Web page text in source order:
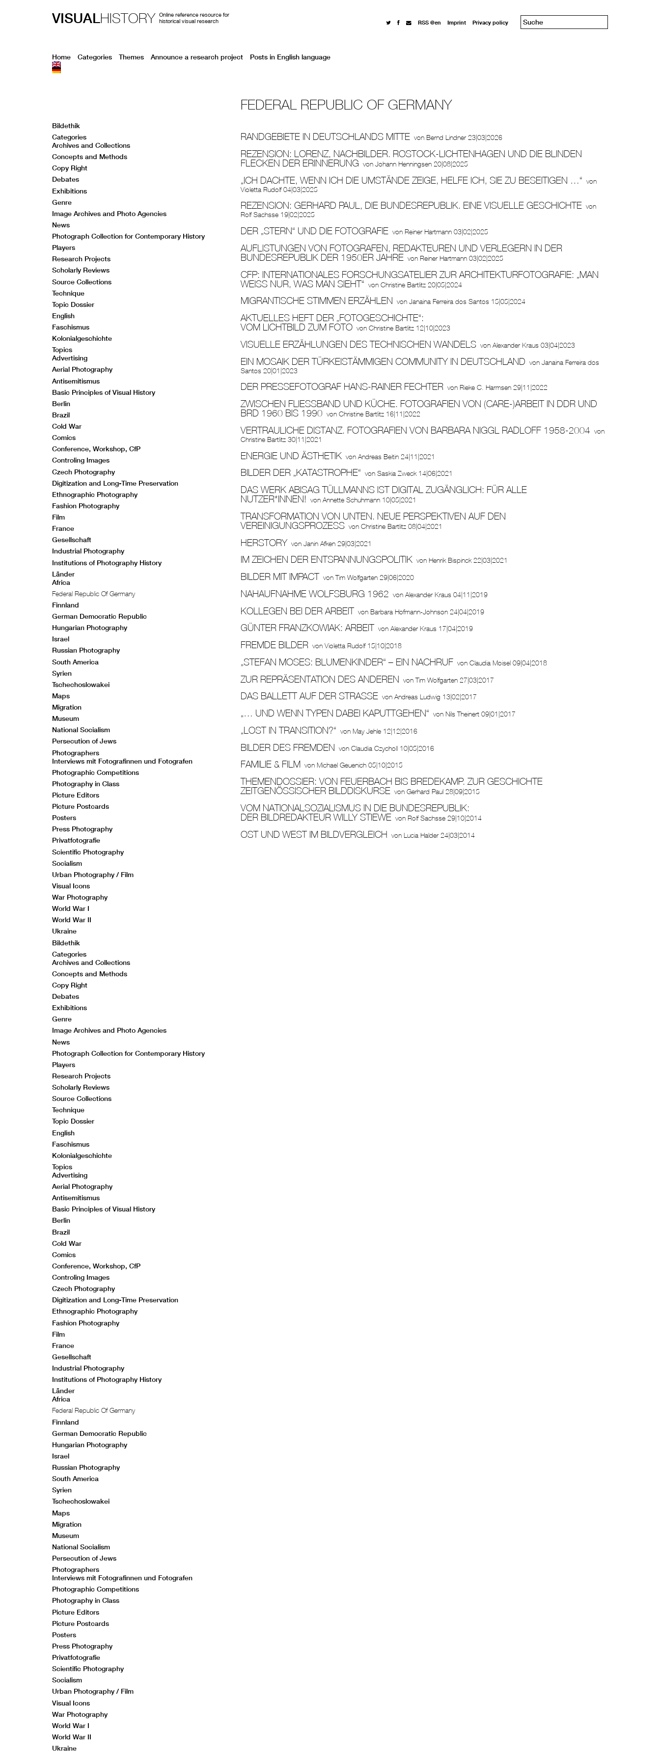
VISUALHISTORY
Online reference resource for
historical visual research
RSS @en Imprint Privacy policy
Home Categories Themes Announce a research project Posts in English language
Bildethik
Categories
Archives and Collections
Concepts and Methods
Copy Right
Debates
Exhibitions
Genre
Image Archives and Photo Agencies
News
Photograph Collection for Contemporary History
Players
Research Projects
Scholarly Reviews
Source Collections
Technique
Topic Dossier
English
Faschismus
Kolonialgeschichte
Topics
Advertising
Aerial Photography
Antisemitismus
Basic Principles of Visual History
Berlin
Brazil
Cold War
Comics
Conference, Workshop, CfP
Controling Images
Czech Photography
Digitization and Long-Time Preservation
Ethnographic Photography
Fashion Photography
Film
France
Gesellschaft
Industrial Photography
Institutions of Photography History
Länder
Africa
Federal Republic Of Germany
Finnland
German Democratic Republic
Hungarian Photography
Israel
Russian Photography
South America
Syrien
Tschechoslowakei
Maps
Migration
Museum
National Socialism
Persecution of Jews
Photographers
Interviews mit Fotografinnen und Fotografen
Photographic Competitions
Photography in Class
Picture Editors
Picture Postcards
Posters
Press Photography
Privatfotografie
Scientific Photography
Socialism
Urban Photography / Film
Visual Icons
War Photography
World War I
World War II
Ukraine
Bildethik
Categories
Archives and Collections
Concepts and Methods
Copy Right
Debates
Exhibitions
Genre
Image Archives and Photo Agencies
News
Photograph Collection for Contemporary History
Players
Research Projects
Scholarly Reviews
Source Collections
Technique
Topic Dossier
English
Faschismus
Kolonialgeschichte
Topics
Advertising
Aerial Photography
Antisemitismus
Basic Principles of Visual History
Berlin
Brazil
Cold War
Comics
Conference, Workshop, CfP
Controling Images
Czech Photography
Digitization and Long-Time Preservation
Ethnographic Photography
Fashion Photography
Film
France
Gesellschaft
Industrial Photography
Institutions of Photography History
Länder
Africa
Federal Republic Of Germany
Finnland
German Democratic Republic
Hungarian Photography
Israel
Russian Photography
South America
Syrien
Tschechoslowakei
Maps
Migration
Museum
National Socialism
Persecution of Jews
Photographers
Interviews mit Fotografinnen und Fotografen
Photographic Competitions
Photography in Class
Picture Editors
Picture Postcards
Posters
Press Photography
Privatfotografie
Scientific Photography
Socialism
Urban Photography / Film
Visual Icons
War Photography
World War I
World War II
Ukraine
FEDERAL REPUBLIC OF GERMANY
RANDGEBIETE IN DEUTSCHLANDS MITTE vonBernd Lindner 23|03|2026
REZENSION: LORENZ, NACHBILDER. ROSTOCK-LICHTENHAGEN UND DIE BLINDEN
FLECKEN DER ERINNERUNG vonJohann Henningsen 20|08|2025
„ICH DACHTE, WENN ICH DIE UMSTÄNDE ZEIGE, HELFE ICH, SIE ZU BESEITIGEN …“ von
Violetta Rudolf 04|03|2025
REZENSION: GERHARD PAUL, DIE BUNDESREPUBLIK. EINE VISUELLE GESCHICHTE von
Rolf Sachsse 19|02|2025
DER „STERN“ UND DIE FOTOGRAFIE vonReiner Hartmann 03|02|2025
AUFLISTUNGEN VON FOTOGRAFEN, REDAKTEUREN UND VERLEGERN IN DER
BUNDESREPUBLIK DER 1950ER JAHRE vonReiner Hartmann 03|02|2025
CFP: INTERNATIONALES FORSCHUNGSATELIER ZUR ARCHITEKTURFOTOGRAFIE: „MAN
WEISS NUR, WAS MAN SIEHT“
vonChristine Bartlitz 20|05|2024
MIGRANTISCHE STIMMEN ERZÄHLEN vonJanaina Ferreira dos Santos 15|05|2024
AKTUELLES HEFT DER „FOTOGESCHICHTE“:
VOM LICHTBILD ZUM FOTO vonChristine Bartlitz 12|10|2023
VISUELLE ERZÄHLUNGEN DES TECHNISCHEN WANDELS vonAlexander Kraus 03|04|2023
EIN MOSAIK DER TÜRKEISTÄMMIGEN COMMUNITY IN DEUTSCHLAND vonJanaina Ferreira dos
Santos 20|01|2023
DER PRESSEFOTOGRAF HANS-RAINER FECHTER vonRieke C. Harmsen 29|11|2022
ZWISCHEN FLIESSBAND UND KÜCHE. FOTOGRAFIEN VON (CARE-)ARBEIT IN DDR UND B
RD 1960 BIS 1990
vonChristine Bartlitz 16|11|2022
VERTRAULICHE DISTANZ. FOTOGRAFIEN VON BARBARA NIGGL RADLOFF 1958-2004 von
Christine Bartlitz 30|11|2021
ENERGIE UND ÄSTHETIK vonAndreas Beitin 24|11|2021
BILDER DER „KATASTROPHE“ vonSaskia Zweck 14|06|2021
DAS WERK ABISAG TÜLLMANNS IST DIGITAL ZUGÄNGLICH: FÜR ALLE
NUTZER*INNEN!
vonAnnette Schuhmann 10|05|2021
TRANSFORMATION VON UNTEN. NEUE PERSPEKTIVEN AUF DEN
VEREINIGUNGSPROZESS vonChristine Bartlitz 08|04|2021
HERSTORY vonJanin Afken 29|03|2021
IM ZEICHEN DER ENTSPANNUNGSPOLITIK vonHenrik Bispinck 22|03|2021
BILDER MIT IMPACT vonTim Wolfgarten 29|06|2020
NAHAUFNAHME WOLFSBURG 1962 vonAlexander Kraus 04|11|2019
KOLLEGEN BEI DER ARBEIT vonBarbara Hofmann-Johnson 24|04|2019
GÜNTER FRANZKOWIAK: ARBEIT vonAlexander Kraus 17|04|2019
FREMDE BILDER vonVioletta Rudolf 15|10|2018
„STEFAN MOSES: BLUMENKINDER“ – EIN NACHRUF vonClaudia Moisel 09|04|2018
ZUR REPRÄSENTATION DES ANDEREN vonTim Wolfgarten 27|03|2017
DAS BALLETT AUF DER STRASSE vonAndreas Ludwig 13|02|2017
„… UND WENN TYPEN DABEI KAPUTTGEHEN“ vonNils Theinert 09|01|2017
„LOST IN TRANSITION?“ vonMay Jehle 12|12|2016
BILDER DES FREMDEN vonClaudia Czycholl 10|05|2016
FAMILIE & FILM vonMichael Geuenich 05|10|2015
THEMENDOSSIER: VON FEUERBACH BIS BREDEKAMP. ZUR GESCHICHTE
ZEITGENÖSSISCHER BILDDISKURSE vonGerhard Paul 28|09|2015
VOM NATIONALSOZIALISMUS IN DIE BUNDESREPUBLIK:
DER BILDREDAKTEUR WILLY STIEWE vonRolf Sachsse 29|10|2014
OST UND WEST IM BILDVERGLEICH vonLucia Halder 24|03|2014